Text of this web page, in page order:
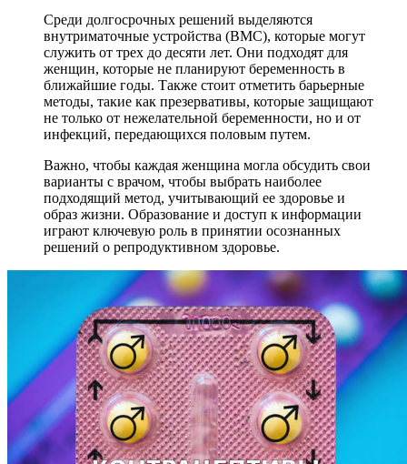
Среди долгосрочных решений выделяются
внутриматочные устройства (ВМС), которые могут
служить от трех до десяти лет. Они подходят для
женщин, которые не планируют беременность в
ближайшие годы. Также стоит отметить барьерные
методы, такие как презервативы, которые защищают
не только от нежелательной беременности, но и от
инфекций, передающихся половым путем.
Важно, чтобы каждая женщина могла обсудить свои
варианты с врачом, чтобы выбрать наиболее
подходящий метод, учитывающий ее здоровье и
образ жизни. Образование и доступ к информации
играют ключевую роль в принятии осознанных
решений о репродуктивном здоровье.